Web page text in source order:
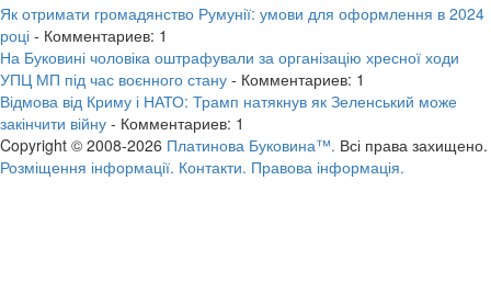
Як отримати громадянство Румунії: умови для оформлення в 2024
році - Комментариев: 1
На Буковині чоловіка оштрафували за організацію хресної ходи
УПЦ МП під час воєнного стану - Комментариев: 1
Відмова від Криму і НАТО: Трамп натякнув як Зеленський може
закінчити війну - Комментариев: 1
Copyright © 2008-2026 Платинова Буковина™. Всі права захищено.
Розміщення інформації. Контакти. Правова інформація.